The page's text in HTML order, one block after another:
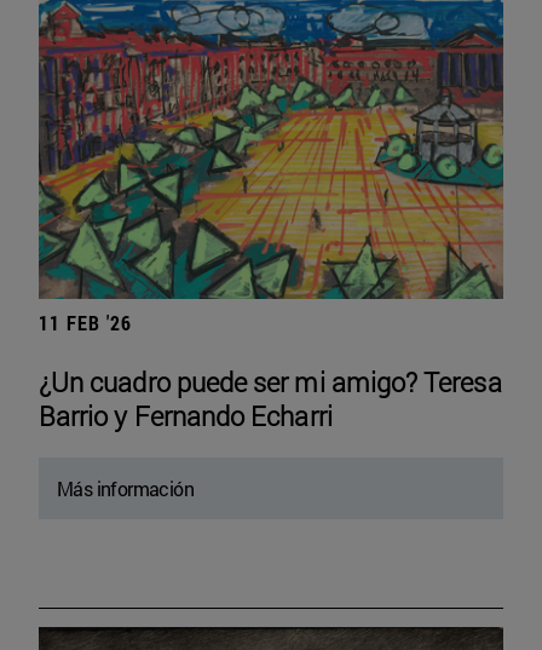
11 FEB '26
¿Un cuadro puede ser mi amigo? Teresa
Barrio y Fernando Echarri
Más información